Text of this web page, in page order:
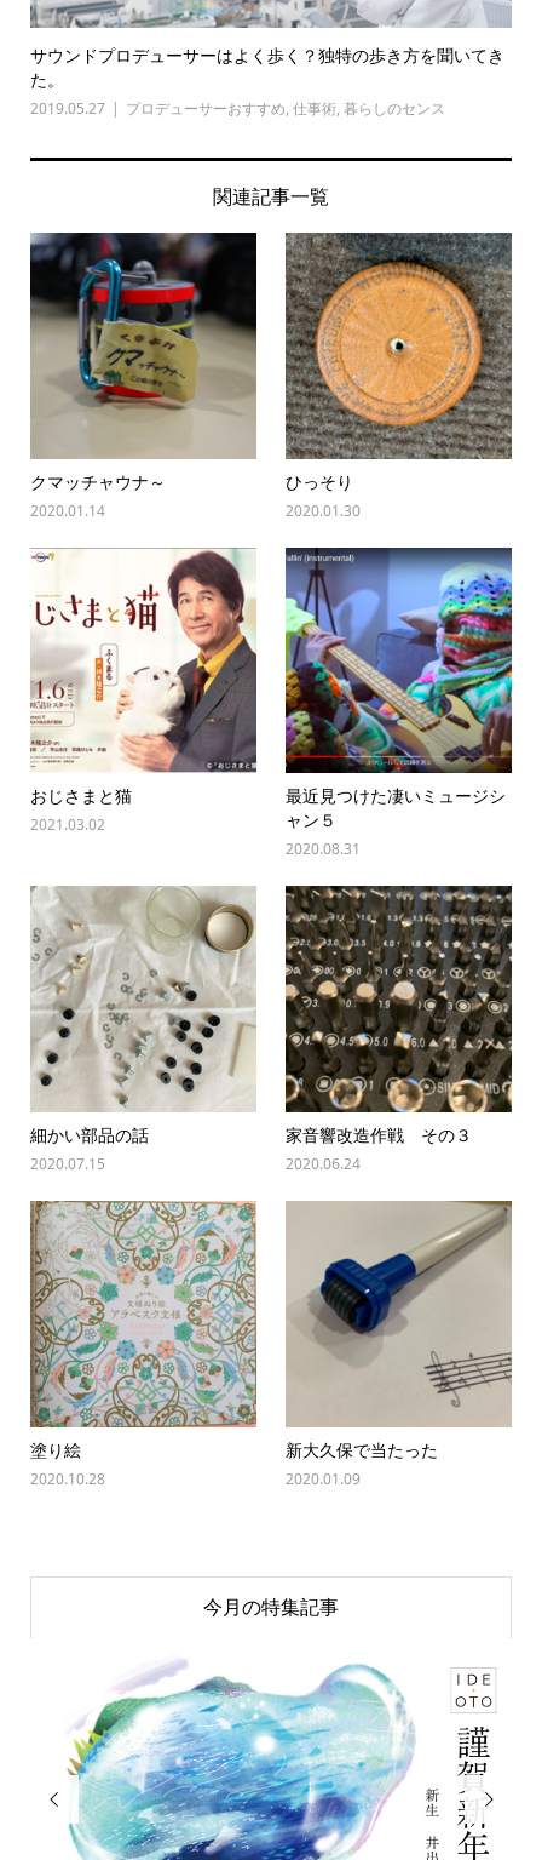
サウンドプロデューサーはよく歩く？独特の歩き方を聞いてき
た。
2019.05.27 プロデューサーおすすめ, 仕事術, 暮らしのセンス
関連記事一覧
クマッチャウナ～
2020.01.14
ひっそり
2020.01.30
おじさまと猫
2021.03.02
最近見つけた凄いミュージシ
ャン５
2020.08.31
細かい部品の話
2020.07.15
家音響改造作戦 その３
2020.06.24
塗り絵
2020.10.28
新大久保で当たった
2020.01.09
今月の特集記事
 